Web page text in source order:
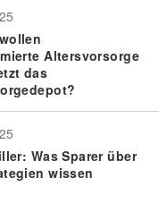
Altersvorsorge
das
Was Sparer über
wissen